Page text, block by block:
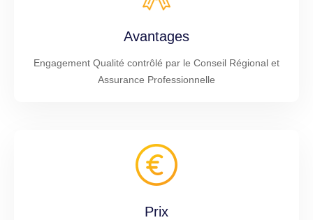
Avantages
Engagement Qualité contrôlé par le Conseil Régional et
Assurance Professionnelle
Prix